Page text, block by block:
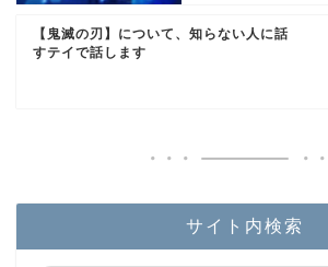
【鬼滅の刃】について、知らない人に話
すテイで話します
サイト内検索